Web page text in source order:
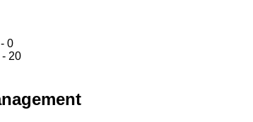
0
- 20